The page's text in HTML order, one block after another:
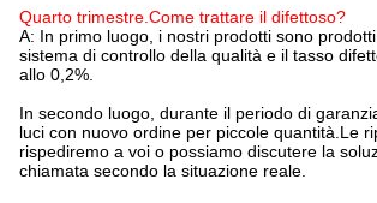
Quarto trimestre.Come trattare il difettoso?
A: In primo luogo, i nostri prodotti sono
sistema di controllo della qualità e il tasso
allo 0,2%.
In secondo luogo, durante il periodo di
luci con nuovo ordine per piccole quantità.Le
rispediremo a voi o possiamo discutere la
chiamata secondo la situazione reale.